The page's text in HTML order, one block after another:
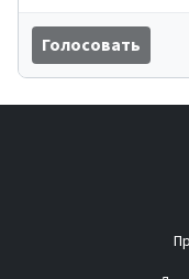
Голосовать